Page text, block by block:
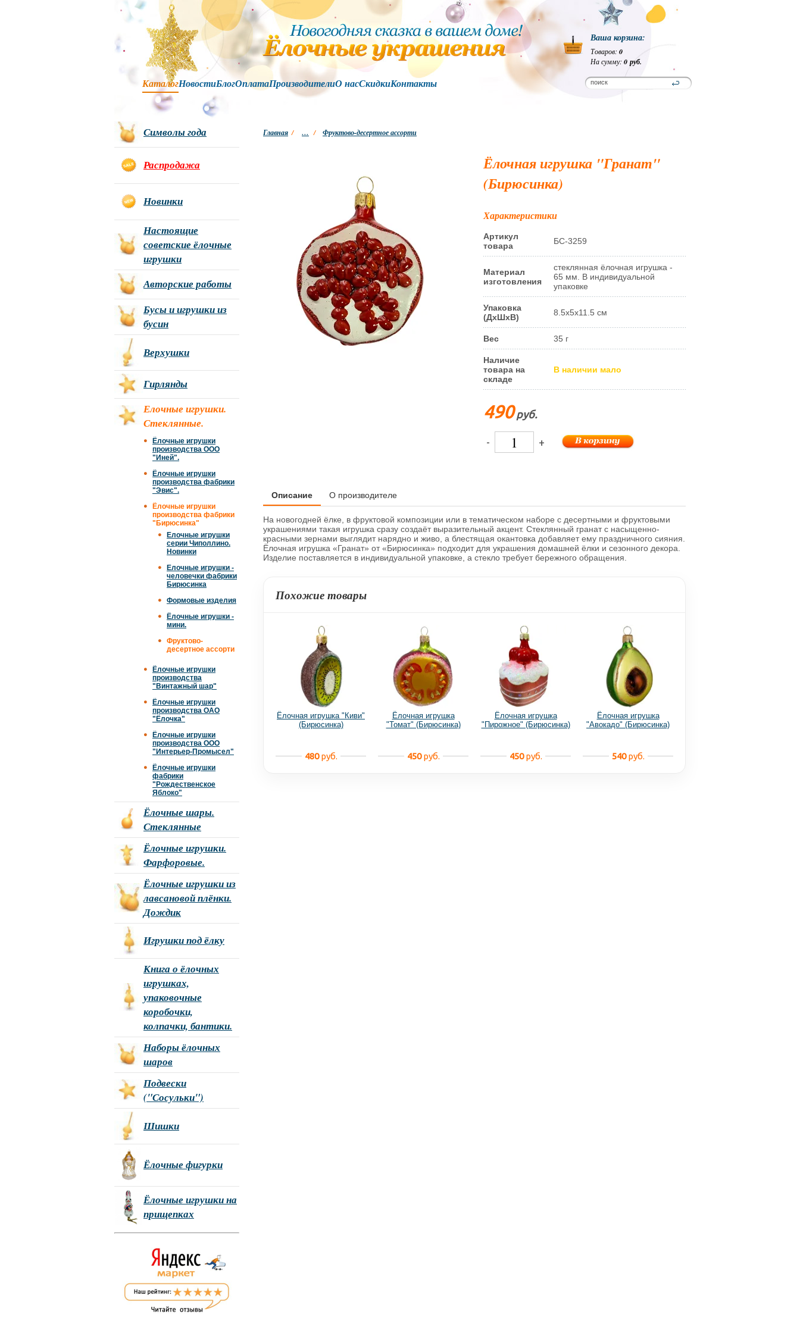
Ваша корзина:
Товаров: 0
На сумму: 0 руб.
КаталогНовостиБлогОплатаПроизводителиО насСкидкиКонтакты
Главная / … / Фруктово-десертное ассорти
Ёлочная игрушка "Гранат"
(Бирюсинка)
Характеристики
Артикул
товара
БС-3259
Материал
изготовления
стеклянная ёлочная игрушка -
65 мм. В индивидуальной
упаковке
Упаковка
(ДxШxВ)
8.5x5x11.5 см
Вес 35 г
Наличие
товара на
складе
В наличии мало
490руб.
- +
Описание О производителе
На новогодней ёлке, в фруктовой композиции или в тематическом наборе с десертными и фруктовыми
украшениями такая игрушка сразу создаёт выразительный акцент. Стеклянный гранат с насыщенно-
красными зернами выглядит нарядно и живо, а блестящая окантовка добавляет ему праздничного сияния.
Ёлочная игрушка «Гранат» от «Бирюсинка» подходит для украшения домашней ёлки и сезонного декора.
Изделие поставляется в индивидуальной упаковке, а стекло требует бережного обращения.
Похожие товары
Ёлочная игрушка "Киви"
(Бирюсинка)
480руб.
Ёлочная игрушка
"Томат" (Бирюсинка)
450руб.
Ёлочная игрушка
"Пирожное" (Бирюсинка)
450руб.
Ёлочная игрушка
"Авокадо" (Бирюсинка)
540руб.
Символы года
Распродажа
Новинки
Настоящие
советские ёлочные
игрушки
Авторские работы
Бусы и игрушки из
бусин
Верхушки
Гирлянды
Елочные игрушки.
Стеклянные.
Ёлочные игрушки
производства ООО
"Иней".
Ёлочные игрушки
производства фабрики
"Эвис".
Ёлочные игрушки
производства фабрики
"Бирюсинка"
Елочные игрушки
серии Чиполлино.
Новинки
Елочные игрушки -
человечки фабрики
Бирюсинка
Формовые изделия
Ёлочные игрушки -
мини.
Фруктово-
десертное ассорти
Ёлочные игрушки
производства
"Винтажный шар"
Ёлочные игрушки
производства ОАО
"Ёлочка"
Ёлочные игрушки
производства ООО
"Интерьер-Промысел"
Ёлочные игрушки
фабрики
"Рождественское
Яблоко"
Ёлочные шары.
Стеклянные
Ёлочные игрушки.
Фарфоровые.
Ёлочные игрушки из
лавсановой плёнки.
Дождик
Игрушки под ёлку
Книга о ёлочных
игрушках,
упаковочные
коробочки,
колпачки, бантики.
Наборы ёлочных
шаров
Подвески
("Сосульки")
Шишки
Ёлочные фигурки
Ёлочные игрушки на
прищепках